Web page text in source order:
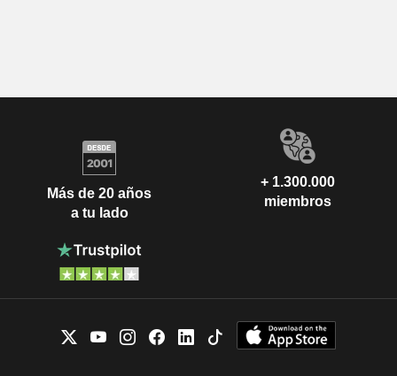
Más de 20 años
a tu lado
+ 1.300.000
miembros